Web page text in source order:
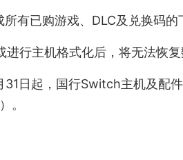
所有已购游戏、DLC及兑换码的
进行主机格式化后，将无法恢
31日起，国行Switch主机及配
。